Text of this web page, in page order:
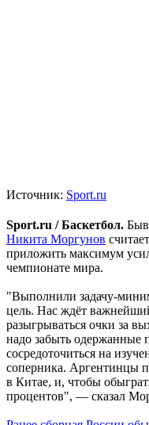
Источник: Sport.ru
Sport.ru / Баскетбол.
Никита Моргунов
приложить максимум
чемпионате мира.
"Выполнили задачу-
цель. Нас ждёт
разыгрываться очки за
надо забыть одержанные
сосредоточиться на
соперника. Аргентинцы
в Китае, и, чтобы
процентов", — сказал